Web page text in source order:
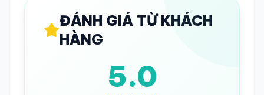
ĐÁNH GIÁ TỪ KHÁCH
HÀNG
5.0